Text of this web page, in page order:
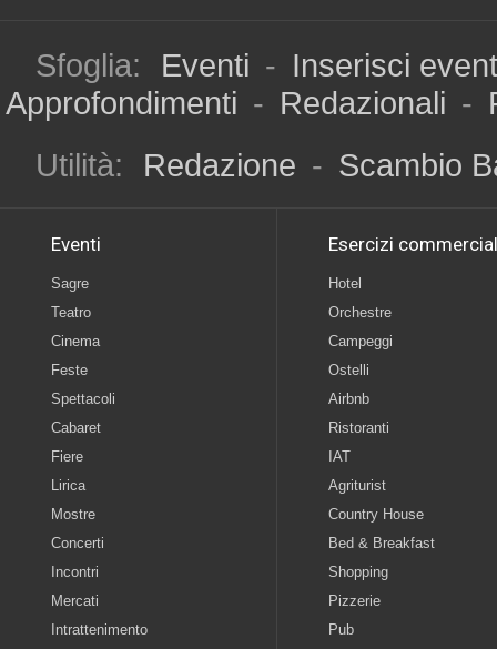
Sfoglia: Eventi - Inserisci
Approfondimenti - Redazionali -
Utilità:
Redazione - Scambio
Eventi
Sagre
Teatro
Cinema
Feste
Spettacoli
Cabaret
Fiere
Lirica
Mostre
Concerti
Incontri
Mercati
Intrattenimento
Esercizi
Hotel
Orchestre
Campeggi
Ostelli
Airbnb
Ristoranti
IAT
Agriturist
Country House
Bed & Breakfast
Shopping
Pizzerie
Pub